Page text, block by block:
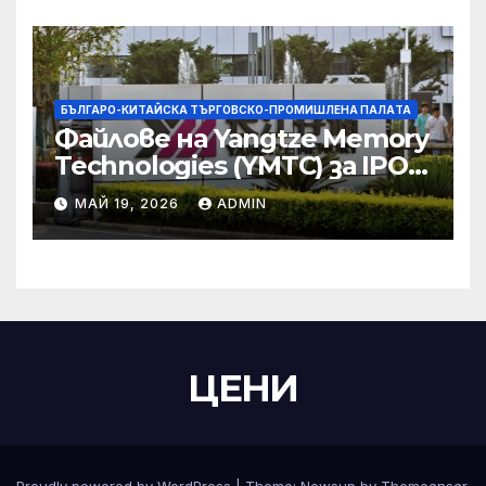
БЪЛГАРО-КИТАЙСКА ТЪРГОВСКО-ПРОМИШЛЕНА ПАЛAТА
Файлове на Yangtze Memory
Technologies (YMTC) за IPO
на STAR Market
МАЙ 19, 2026 ADMIN
ЦЕНИ